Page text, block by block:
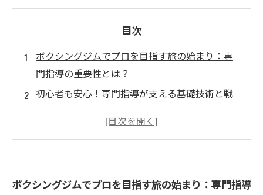
目次
ボクシングジムでプロを目指す旅の始まり：専
門指導の重要性とは？
初心者も安心！専門指導が支える基礎技術と戦
中盤戦の壁を超えるために：体力管理とメンタ
り開く瞬間
ボクシングジムでプロを目指す旅の始まり：専門指導